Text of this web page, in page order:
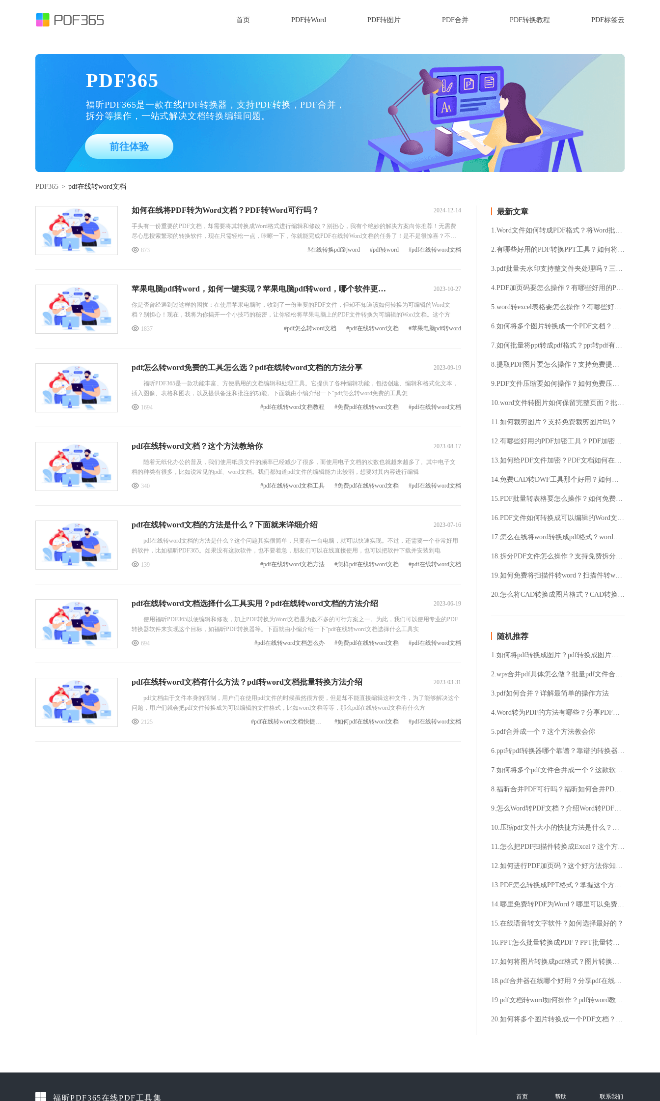
首页 PDF转Word PDF转图片 PDF合并 PDF转换教程 PDF标签云
PDF365
福昕PDF365是一款在线PDF转换器，支持PDF转换，PDF合并，
拆分等操作，一站式解决文档转换编辑问题。
前往体验
PDF365 > pdf在线转word文档
如何在线将PDF转为Word文档？PDF转Word可行吗？ 2024-12-14
手头有一份重要的PDF文档，却需要将其转换成Word格式进行编辑和修改？别担心，我有个绝妙的解决方案向你推荐！无需费
尽心思搜索繁琐的转换软件，现在只需轻松一点，咔嚓一下，你就能完成PDF在线转Word文档的任务了！是不是很惊喜？不仅
如此，这个方法还能保持文档原有的格式和布局，让你的工作事半功倍。快来试试这个超级省力又高效的方式吧！ pdf在线转wo
873 #pdf在线转word文档
#pdf转word
#在线转换pdf到word
苹果电脑pdf转word，如何一键实现？苹果电脑pdf转word，哪个软件更高效？ 2023-10-27
你是否曾经遇到过这样的困扰：在使用苹果电脑时，收到了一份重要的PDF文件，但却不知道该如何转换为可编辑的Word文
档？别担心！现在，我将为你揭开一个小技巧的秘密，让你轻松将苹果电脑上的PDF文件转换为可编辑的Word文档。这个方
1837 #苹果电脑pdf转word
#pdf在线转word文档
#pdf怎么转word文档
pdf怎么转word免费的工具怎么选？pdf在线转word文档的方法分享 2023-09-19
福昕PDF365是一款功能丰富、方便易用的文档编辑和处理工具。它提供了各种编辑功能，包括创建、编辑和格式化文本，
插入图像、表格和图表，以及提供备注和批注的功能。下面就由小编介绍一下“pdf怎么转word免费的工具怎
1694 #pdf在线转word文档
#免费pdf在线转word文档
#pdf在线转word文档教程
pdf在线转word文档？这个方法教给你 2023-08-17
随着无纸化办公的普及，我们使用纸质文件的频率已经减少了很多，而使用电子文档的次数也就越来越多了。其中电子文
档的种类有很多，比如说常见的pdf、word文档。我们都知道pdf文件的编辑能力比较弱，想要对其内容进行编辑
340 #pdf在线转word文档
#免费pdf在线转word文档
#pdf在线转word文档工具
pdf在线转word文档的方法是什么？下面就来详细介绍 2023-07-16
pdf在线转word文档的方法是什么？这个问题其实很简单，只要有一台电脑，就可以快速实现。不过，还需要一个非常好用
的软件，比如福昕PDF365。如果没有这款软件，也不要着急，朋友们可以在线直接使用，也可以把软件下载并安装到电
139 #pdf在线转word文档
#怎样pdf在线转word文档
#pdf在线转word文档方法
pdf在线转word文档选择什么工具实用？pdf在线转word文档的方法介绍 2023-06-19
使用福昕PDF365以便编辑和修改，加上PDF转换为Word文档是为数不多的可行方案之一。为此，我们可以使用专业的PDF
转换器软件来实现这个目标，如福昕PDF转换器等。下面就由小编介绍一下“pdf在线转word文档选择什么工具实
694 #pdf在线转word文档
#免费pdf在线转word文档
#pdf在线转word文档怎么办
pdf在线转word文档有什么方法？pdf转word文档批量转换方法介绍 2023-03-31
pdf文档由于文件本身的限制，用户们在使用pdf文件的时候虽然很方便，但是却不能直接编辑这种文件，为了能够解决这个
问题，用户们就会把pdf文件转换成为可以编辑的文件格式，比如word文档等等，那么pdf在线转word文档有什么方
2125 #pdf在线转word文档
#如何pdf在线转word文档
#pdf在线转word文档快捷方法
最新文章
1.Word文件如何转成PDF格式？将Word批量转成PDF要怎么操作？
2.有哪些好用的PDF转换PPT工具？如何将PDF转换成PPT文件？
3.pdf批量去水印支持整文件夹处理吗？三款好用的PDF批量去水印工具！
4.PDF加页码要怎么操作？有哪些好用的PDF加页码方法？
5.word转excel表格要怎么操作？有哪些好用的word转换exce表格方法？
6.如何将多个图片转换成一个PDF文档？批量图片转PDF要怎么操作？
7.如何批量将ppt转成pdf格式？ppt转pdf有哪些好用的工具？
8.提取PDF图片要怎么操作？支持免费提取PDF图片吗？
9.PDF文件压缩要如何操作？如何免费压缩PDF文件？
10.word文件转图片如何保留完整页面？批量Word文件转图片用什么工具？
11.如何裁剪图片？支持免费裁剪图片吗？
12.有哪些好用的PDF加密工具？PDF加密要怎么操作？
13.如何给PDF文件加密？PDF文档如何在线加密？
14.免费CAD转DWF工具那个好用？如何将CAD转成DWF格式？
15.PDF批量转表格要怎么操作？如何免费将PDF转成Excel表格？
16.PDF文件如何转换成可以编辑的Word文件？PDF转换Word要如何操作？
17.怎么在线将word转换成pdf格式？word转pdf格式要怎么操作？
18.拆分PDF文件怎么操作？支持免费拆分PDF文档吗？
19.如何免费将扫描件转word？扫描件转word要怎么操作？
20.怎么将CAD转换成图片格式？CAD转换成图片要怎么操作？
随机推荐
1.如何将pdf转换成图片？pdf转换成图片的方法
2.wps合并pdf具体怎么做？批量pdf文件合并教程分享
3.pdf如何合并？详解最简单的操作方法
4.Word转为PDF的方法有哪些？分享PDF与word的区别
5.pdf合并成一个？这个方法教会你
6.ppt转pdf转换器哪个靠谱？靠谱的转换器请认准福昕PDF365
7.如何将多个pdf文件合并成一个？这款软件教大家快速进行合并
8.福昕合并PDF可行吗？福昕如何合并PDF？
9.怎么Word转PDF文档？介绍Word转PDF文档的多种方法！
10.压缩pdf文件大小的快捷方法是什么？分享简单快捷的pdf压缩方法！
11.怎么把PDF扫描件转换成Excel？这个方法快速又方便
12.如何进行PDF加页码？这个好方法你知道吗？
13.PDF怎么转换成PPT格式？掌握这个方法，分分钟搞定
14.哪里免费转PDF为Word？哪里可以免费转换PDF为Word？
15.在线语音转文字软件？如何选择最好的？
16.PPT怎么批量转换成PDF？PPT批量转换成PDF的方法
17.如何将图片转换成pdf格式？图片转换成pdf格式详细步骤讲解
18.pdf合并器在线哪个好用？分享pdf在线合并操作方法
19.pdf文档转word如何操作？pdf转word教程分享
20.如何将多个图片转换成一个PDF文档？批量图片转PDF要怎么操作？
福昕PDF365在线PDF工具集 首页 帮助 联系我们